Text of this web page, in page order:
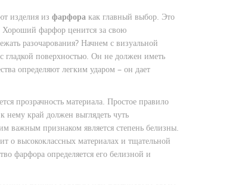
изделия из фарфора как главный выбор. Это
Хороший фарфор ценится за свою
разочарования? Начнем с визуальной
поверхностью. Он не должен иметь
определяют легким ударом – он дает
прозрачность материала. Простое правило
нему край должен выглядеть чуть
важным признаком является степень белизны.
о высококлассных материалах и тщательной
фарфора определяется его белизной и